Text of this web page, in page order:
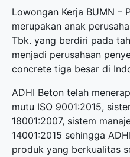
Lowongan Kerja BUMN –
merupakan anak
Tbk. yang berdiri pada
menjadi perusahaan
concrete tiga besar di
ADHI Beton telah
mutu ISO 9001:2015,
18001:2007, sistem
14001:2015 sehingga
produk yang berkualitas